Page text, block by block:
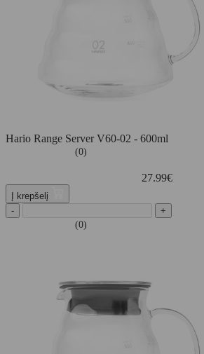
Hario Range Server V60-02 - 600ml
(0)
27.99€
Į krepšelį
-
+
(0)